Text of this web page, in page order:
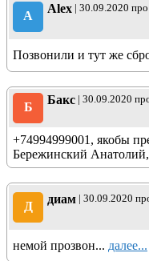
A
Alex | 30.09.2020 про
Позвонили и тут же
Б
Бакс | 30.09.2020
+74994999001, якобы
Бережинский Анатолий,
Д
диам | 30.09.2020
немой прозвон... далее...